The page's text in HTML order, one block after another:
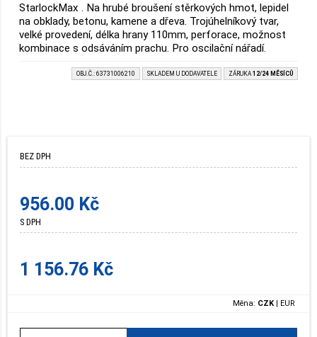
StarlockMax . Na hrubé broušení stěrkových hmot, lepidel
na obklady, betonu, kamene a dřeva. Trojúhelníkový tvar,
velké provedení, délka hrany 110mm, perforace, možnost
kombinace s odsáváním prachu. Pro oscilační nářadí.
OBJ.Č.: 63731006210 SKLADEM U DODAVATELE ZÁRUKA 12/24 MĚSÍCŮ
BEZ DPH
956.00 Kč
S DPH
1 156.76 Kč
Měna: CZK | EUR